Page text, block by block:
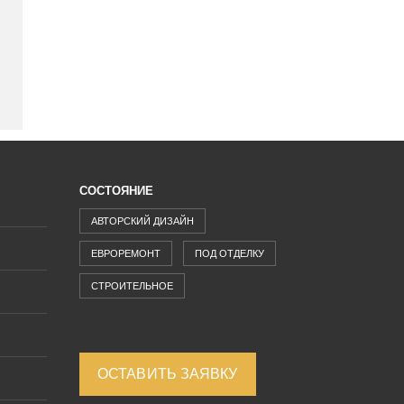
СОСТОЯНИЕ
АВТОРСКИЙ ДИЗАЙН
ЕВРОРЕМОНТ ПОД ОТДЕЛКУ
СТРОИТЕЛЬНОЕ
ОСТАВИТЬ ЗАЯВКУ